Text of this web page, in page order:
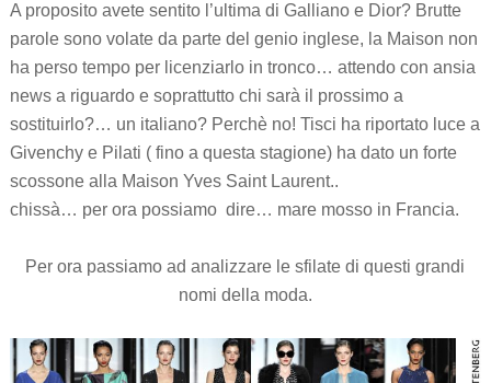
A proposito avete sentito l’ultima di Galliano e Dior? Brutte
parole sono volate da parte del genio inglese, la Maison non
ha perso tempo per licenziarlo in tronco… attendo con ansia
news a riguardo e soprattutto chi sarà il prossimo a
sostituirlo?… un italiano? Perchè no! Tisci ha riportato luce a
Givenchy e Pilati ( fino a questa stagione) ha dato un forte
scossone alla Maison Yves Saint Laurent..
chissà… per ora possiamo dire… mare mosso in Francia.
Per ora passiamo ad analizzare le sfilate di questi grandi
nomi della moda.